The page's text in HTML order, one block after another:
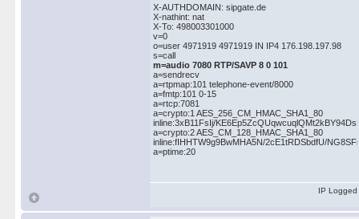
X-AUTHDOMAIN: sipgate.de
X-nathint: nat
X-To: 498003301000
v=0
o=user 4971919 4971919 IN IP4 176.198.197.98
s=call
m=audio 7080 RTP/SAVP 8 0 101
a=sendrecv
a=rtpmap:101 telephone-event/8000
a=fmtp:101 0-15
a=rtcp:7081
a=crypto:1 AES_256_CM_HMAC_SHA1_80
inline:3xB11FsIj/
a=crypto:2 AES_CM_128_HMAC_SHA1_80
inline:fIHHTW9g9BwMHA5N/2cE1tRDSbdfU/
a=ptime:20
IP Logged